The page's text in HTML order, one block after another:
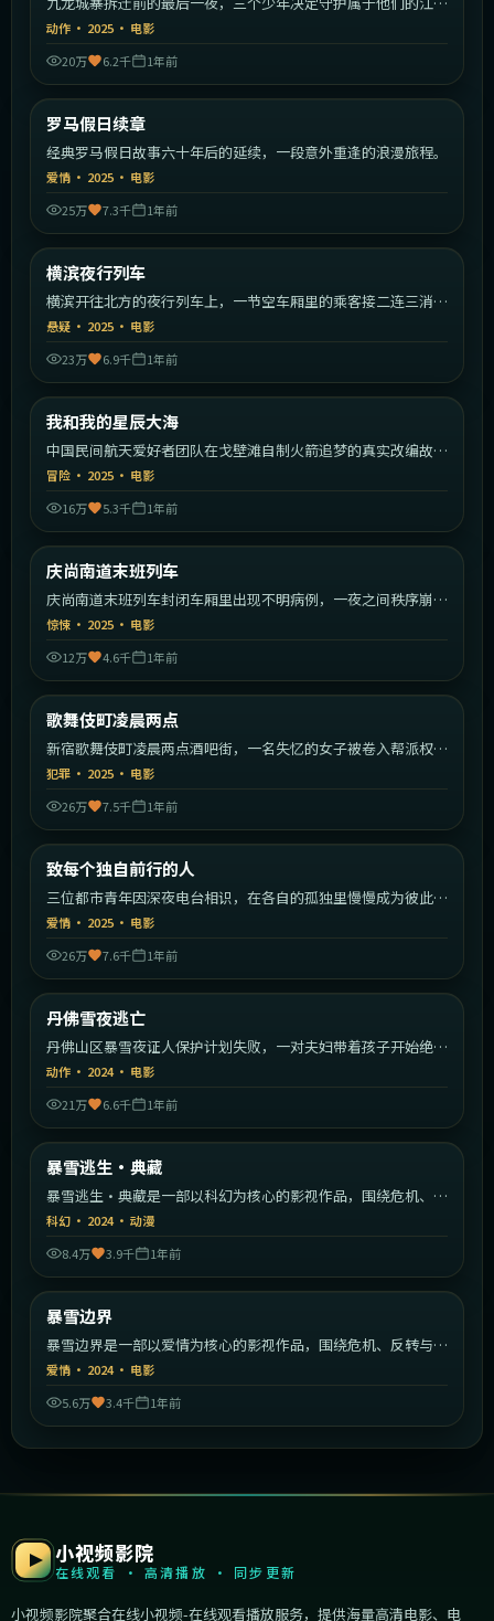
湖。
动作 · 2025 · 电影
20万
6.2千 1年前
最新
罗马假日续章
经典罗马假日故事六十年后的延续，一段意外重逢的浪漫旅程。
爱情 · 2025 · 电影
25万
7.3千 1年前
最新
横滨夜行列车
横滨开往北方的夜行列车上，一节空车厢里的乘客接二连三消
失。
悬疑 · 2025 · 电影
23万
6.9千 1年前
最新
我和我的星辰大海
中国民间航天爱好者团队在戈壁滩自制火箭追梦的真实改编故
事。
冒险 · 2025 · 电影
16万
5.3千 1年前
最新
庆尚南道末班列车
庆尚南道末班列车封闭车厢里出现不明病例，一夜之间秩序崩
塌。
惊悚 · 2025 · 电影
12万
4.6千 1年前
最新
歌舞伎町凌晨两点
新宿歌舞伎町凌晨两点酒吧街，一名失忆的女子被卷入帮派权力
斗争。
犯罪 · 2025 · 电影
26万
7.5千 1年前
最新
致每个独自前行的人
三位都市青年因深夜电台相识，在各自的孤独里慢慢成为彼此的
灯塔。
爱情 · 2025 · 电影
26万
7.6千 1年前
最新
丹佛雪夜逃亡
丹佛山区暴雪夜证人保护计划失败，一对夫妇带着孩子开始绝命
逃亡。
动作 · 2024· 电影
21万
6.6千 1年前
最新
暴雪逃生·典藏
暴雪逃生·典藏是一部以科幻为核心的影视作品，围绕危机、反
转与人物成长展开，整体节奏紧凑，值得推荐观看。
科幻 · 2024· 动漫
8.4万
3.9千 1年前
最新
暴雪边界
暴雪边界是一部以爱情为核心的影视作品，围绕危机、反转与人
物成长展开，整体节奏紧凑，值得推荐观看。
爱情 · 2024· 电影
5.6万
3.4千 1年前
小视频影院
在线观看 · 高清播放 · 同步更新
小视频影院聚合在线小视频-在线观看播放服务，提供海量高清电影、电